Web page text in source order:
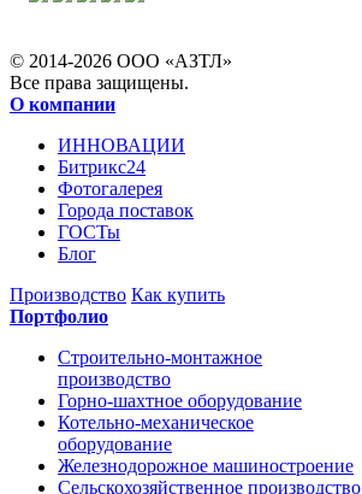
© 2014-2026 ООО «АЗТЛ»
Все права защищены.
О компании
ИННОВАЦИИ
Битрикс24
Фотогалерея
Города поставок
ГОСТы
Блог
Производство Как купить
Портфолио
Строительно-монтажное
производство
Горно-шахтное оборудование
Котельно-механическое
оборудование
Железнодорожное машиностроение
Сельскохозяйственное производство